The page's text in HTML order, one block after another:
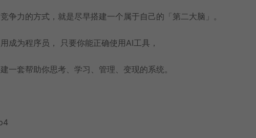
争力的方式，就是尽早搭建一个属于自己的「第二大脑」。
成为程序员， 只要你能正确使用AI工具，
一套帮助你思考、学习、管理、变现的系统。